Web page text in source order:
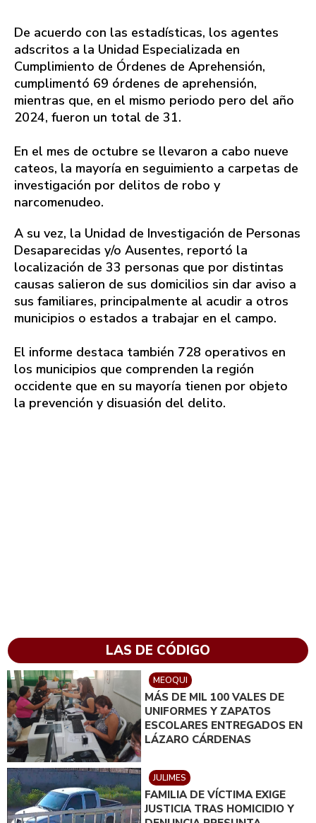
De acuerdo con las estadísticas, los agentes
adscritos a la Unidad Especializada en
Cumplimiento de Órdenes de Aprehensión,
cumplimentó 69 órdenes de aprehensión,
mientras que, en el mismo periodo pero del año
2024, fueron un total de 31.
En el mes de octubre se llevaron a cabo nueve
cateos, la mayoría en seguimiento a carpetas de
investigación por delitos de robo y
narcomenudeo.
A su vez, la Unidad de Investigación de Personas
Desaparecidas y/o Ausentes, reportó la
localización de 33 personas que por distintas
causas salieron de sus domicilios sin dar aviso a
sus familiares, principalmente al acudir a otros
municipios o estados a trabajar en el campo.
El informe destaca también 728 operativos en
los municipios que comprenden la región
occidente que en su mayoría tienen por objeto
la prevención y disuasión del delito.
LAS DE CÓDIGO
MEOQUI
MÁS DE MIL 100 VALES DE
UNIFORMES Y ZAPATOS
ESCOLARES ENTREGADOS EN
LÁZARO CÁRDENAS
JULIMES
FAMILIA DE VÍCTIMA EXIGE
JUSTICIA TRAS HOMICIDIO Y